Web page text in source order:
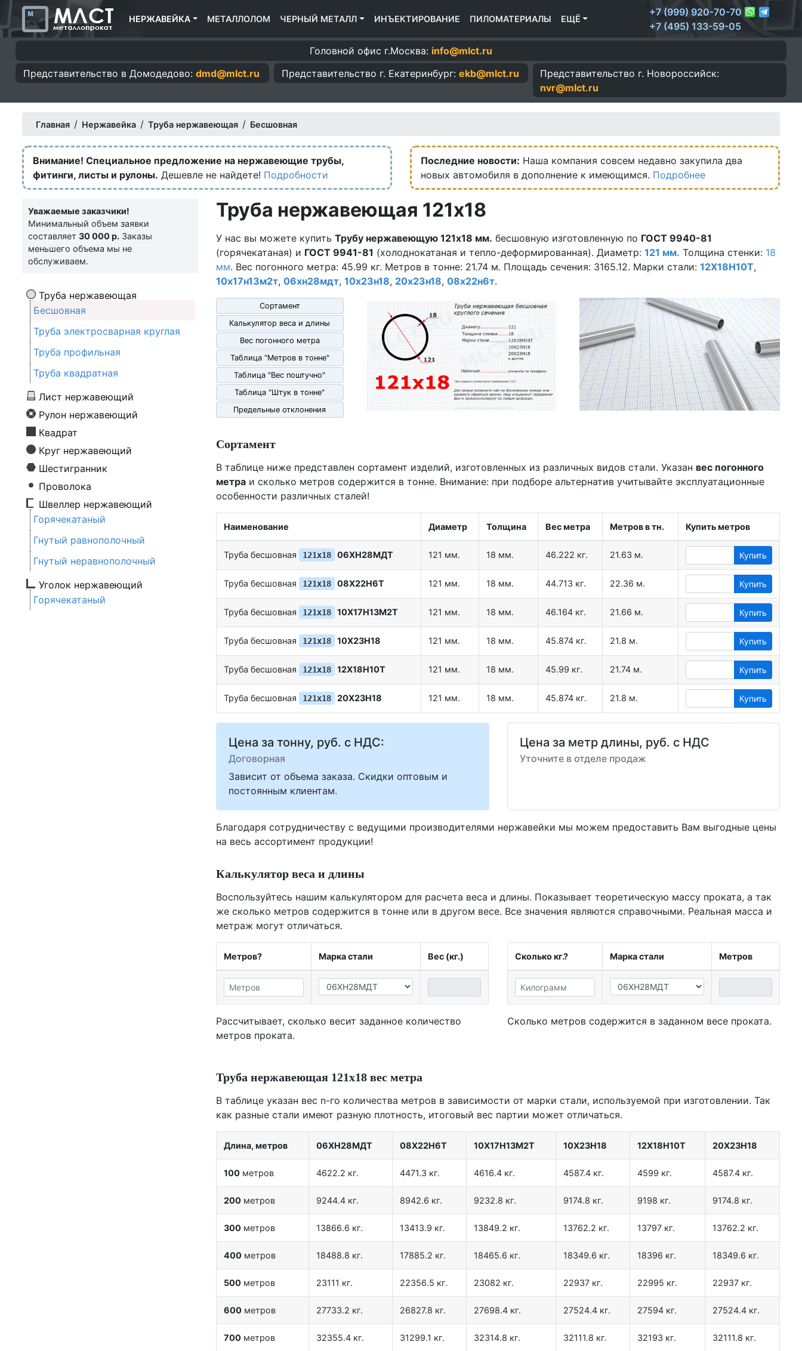
НЕРЖАВЕЙКА МЕТАЛЛОЛОМ ЧЕРНЫЙ МЕТАЛЛ ИНЪЕКТИРОВАНИЕ ПИЛОМАТЕРИАЛЫ ЕЩЁ
+7 (999) 920-70-70
+7 (495) 133-59-05
Головной офис г.Москва: info@mlct.ru
Представительство вДомодедово: dmd@mlct.ru Представительство г. Екатеринбург:ekb@mlct.ru Представительство г. Новороссийск:
nvr@mlct.ru
Главная / Нержавейка / Труба нержавеющая / Бесшовная
Внимание! Специальное предложение на нержавеющие трубы,
фитинги, листы и рулоны. Дешевле не найдете! Подробности
Последние новости: Наша компания совсем недавно закупила два
новых автомобиля в дополнение к имеющимся. Подробнее
Уважаемые заказчики!
Минимальный объем заявки
составляет 30 000 р. Заказы
меньшего объема мы не
обслуживаем.
Труба нержавеющая
Бесшовная
Труба электросварная круглая
Труба профильная
Труба квадратная
Лист нержавеющий
Рулон нержавеющий
Квадрат
Круг нержавеющий
Шестигранник
Проволока
Швеллер нержавеющий
Горячекатаный
Гнутый равнополочный
Гнутый неравнополочный
Уголок нержавеющий
Горячекатаный
Труба нержавеющая 121х18
У нас вы можете купить Трубу нержавеющую 121х18 мм. бесшовную изготовленную по ГОСТ 9940-81
(горячекатаная) и ГОСТ 9941-81 (холоднокатаная и тепло-деформированная). Диаметр: 121 мм. Толщина стенки: 18
мм. Вес погонного метра: 45.99 кг. Метров в тонне: 21.74 м. Площадь сечения: 3165.12. Марки стали: 12Х18Н10Т,
10х17н13м2т, 06хн28мдт, 10х23н18, 20х23н18, 08х22н6т.
Сортамент
Калькулятор веса и длины
Вес погонного метра
Таблица "Метров в тонне"
Таблица "Вес поштучно"
Таблица "Штук в тонне"
Предельные отклонения
Сортамент
В таблице ниже представлен сортамент изделий, изготовленных из различных видов стали. Указан вес погонного
метра и сколько метров содержится в тонне. Внимание: при подборе альтернатив учитывайте эксплуатационные
особенности различных сталей!
Наименование Диаметр Толщина Вес метра Метров в тн. Купить метров
Труба бесшовная 121х18 06ХН28МДТ 121 мм. 18 мм. 46.222 кг. 21.63 м. Купить
Труба бесшовная 121х18 08Х22Н6Т 121 мм. 18 мм. 44.713 кг. 22.36 м. Купить
Труба бесшовная 121х18 10Х17Н13М2Т 121 мм. 18 мм. 46.164 кг. 21.66 м. Купить
Труба бесшовная 121х18 10Х23Н18 121 мм. 18 мм. 45.874 кг. 21.8 м. Купить
Труба бесшовная 121х18 12Х18Н10Т 121 мм. 18 мм. 45.99 кг. 21.74 м. Купить
Труба бесшовная 121х18 20Х23Н18 121 мм. 18 мм. 45.874 кг. 21.8 м. Купить
Цена за тонну, руб. с НДС:
Договорная
Зависит от объема заказа. Скидки оптовым и
постоянным клиентам.
Цена за метр длины, руб. с НДС
Уточните в отделе продаж
Благодаря сотрудничеству с ведущими производителями нержавейки мы можем предоставить Вам выгодные цены
на весь ассортимент продукции!
Калькулятор веса и длины
Воспользуйтесь нашим калькулятором для расчета веса и длины. Показывает теоретическую массу проката, а так
же сколько метров содержится в тонне или в другом весе. Все значения являются справочными. Реальная масса и
метраж могут отличаться.
Метров? Марка стали Вес (кг.)
Рассчитывает, сколько весит заданное количество
метров проката.
Сколько кг.? Марка стали Метров
Сколько метров содержится в заданном весе проката.
Труба нержавеющая 121х18 вес метра
В таблице указан вес n-го количества метров в зависимости от марки стали, используемой при изготовлении. Так
как разные стали имеют разную плотность, итоговый вес партии может отличаться.
Длина, метров 06ХН28МДТ 08Х22Н6Т 10Х17Н13М2Т 10Х23Н18 12Х18Н10Т 20Х23Н18
100 метров 4622.2 кг. 4471.3 кг. 4616.4 кг. 4587.4 кг. 4599 кг. 4587.4 кг.
200 метров 9244.4 кг. 8942.6 кг. 9232.8 кг. 9174.8 кг. 9198 кг. 9174.8 кг.
300 метров 13866.6 кг. 13413.9 кг. 13849.2 кг. 13762.2 кг. 13797 кг. 13762.2 кг.
400 метров 18488.8 кг. 17885.2 кг. 18465.6 кг. 18349.6 кг. 18396 кг. 18349.6 кг.
500 метров 23111 кг. 22356.5 кг. 23082 кг. 22937 кг. 22995 кг. 22937 кг.
600 метров 27733.2 кг. 26827.8 кг. 27698.4 кг. 27524.4 кг. 27594 кг. 27524.4 кг.
700 метров 32355.4 кг. 31299.1 кг. 32314.8 кг. 32111.8 кг. 32193 кг. 32111.8 кг.